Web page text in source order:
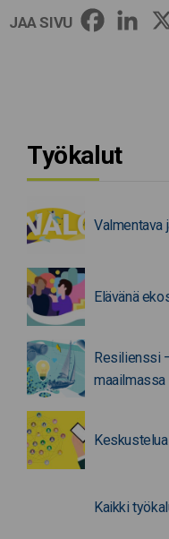
JAA SIVU
Työkalut
Valmentava
Elävänä
Resilienssi
maailmassa
Kaikki